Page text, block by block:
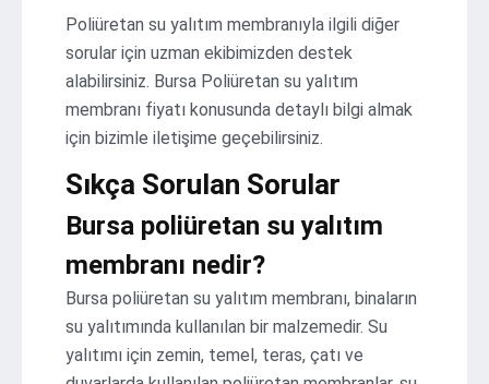
Poliüretan su yalıtım membranıyla ilgili diğer
sorular için uzman ekibimizden destek
alabilirsiniz. Bursa Poliüretan su yalıtım
membranı fiyatı konusunda detaylı bilgi almak
için bizimle iletişime geçebilirsiniz.
Sıkça Sorulan Sorular
Bursa poliüretan su yalıtım
membranı nedir?
Bursa poliüretan su yalıtım membranı, binaların
su yalıtımında kullanılan bir malzemedir. Su
yalıtımı için zemin, temel, teras, çatı ve